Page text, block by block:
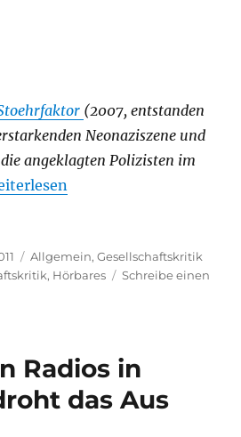
(2007, entstanden
Neonaziszene und
die angeklagten Polizisten im
Kategorien
Allgemein,Gesellschaftskritik
, Hörbares
Schreibe einen
Radios in
das Aus